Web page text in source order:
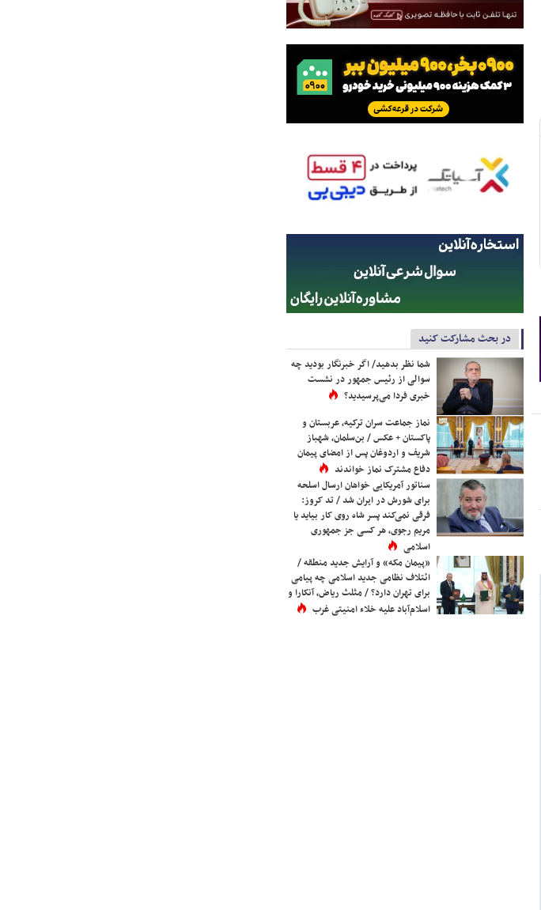
در بحث مشارکت کنید
شما نظر بدهید/ اگر خبرنگار بودید چه
سوالی از رئیس جمهور در نشست
خبری فردا می‌پرسیدید؟
نماز جماعت سران ترکیه، عربستان و
پاکستان + عکس / بن‌سلمان، شهباز
شریف و اردوغان پس از امضای پیمان
دفاع مشترک نماز خواندند
سناتور آمریکایی خواهان ارسال اسلحه
برای شورش در ایران شد / تد کروز:
فرقی نمی‌کند پسر شاه روی کار بیاید یا
مریم رجوی، هر کسی جز جمهوری
اسلامی
«پیمان مکه» و آرایش جدید منطقه /
ائتلاف نظامی جدید اسلامی چه پیامی
برای تهران دارد؟ / مثلث ریاض، آنکارا و
اسلام‌آباد علیه خلاء امنیتی غرب